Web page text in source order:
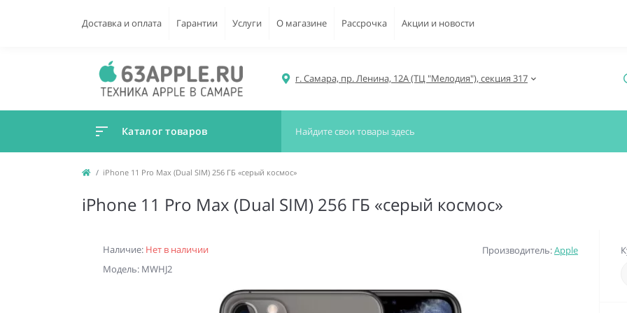
Доставка и оплата Гарантии Услуги О магазине Рассрочка Акции и новости
г. Самара, пр. Ленина, 12А (ТЦ "Мелодия"), секция 317
Каталог товаров
iPhone 11 Pro Max (Dual SIM) 256 ГБ «серый космос»
iPhone 11 Pro Max (Dual SIM) 256 ГБ «серый космос»
Наличие: Нет в наличии
Модель: MWHJ2
Производитель:Apple